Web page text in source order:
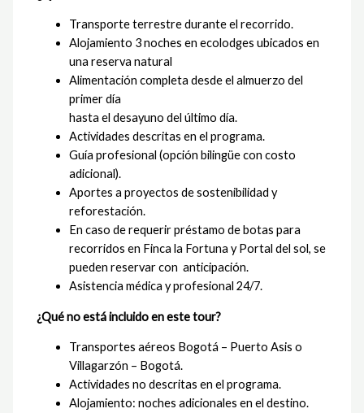
Transporte terrestre durante el recorrido.
Alojamiento 3 noches en ecolodges ubicados en
una reserva natural
Alimentación completa desde el almuerzo del
primer día
hasta el desayuno del último día.
Actividades descritas en el programa.
Guía profesional (opción bilingüe con costo
adicional).
Aportes a proyectos de sostenibilidad y
reforestación.
En caso de requerir préstamo de botas para
recorridos en Finca la Fortuna y Portal del sol, se
pueden reservar con anticipación.
Asistencia médica y profesional 24/7.
¿Qué no está incluido en este tour?
Transportes aéreos Bogotá – Puerto Asis o
Villagarzón – Bogotá.
Actividades no descritas en el programa.
Alojamiento: noches adicionales en el destino.